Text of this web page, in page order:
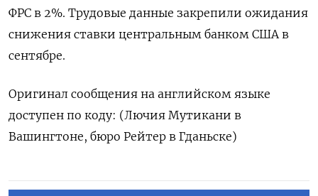
ФРС в 2%. Трудовые данные закрепили ожидания
снижения ставки центральным банком США в
сентябре.
Оригинал сообщения на английском языке
доступен по коду: (Лючия Мутикани в
Вашингтоне, бюро Рейтер в Гданьске)